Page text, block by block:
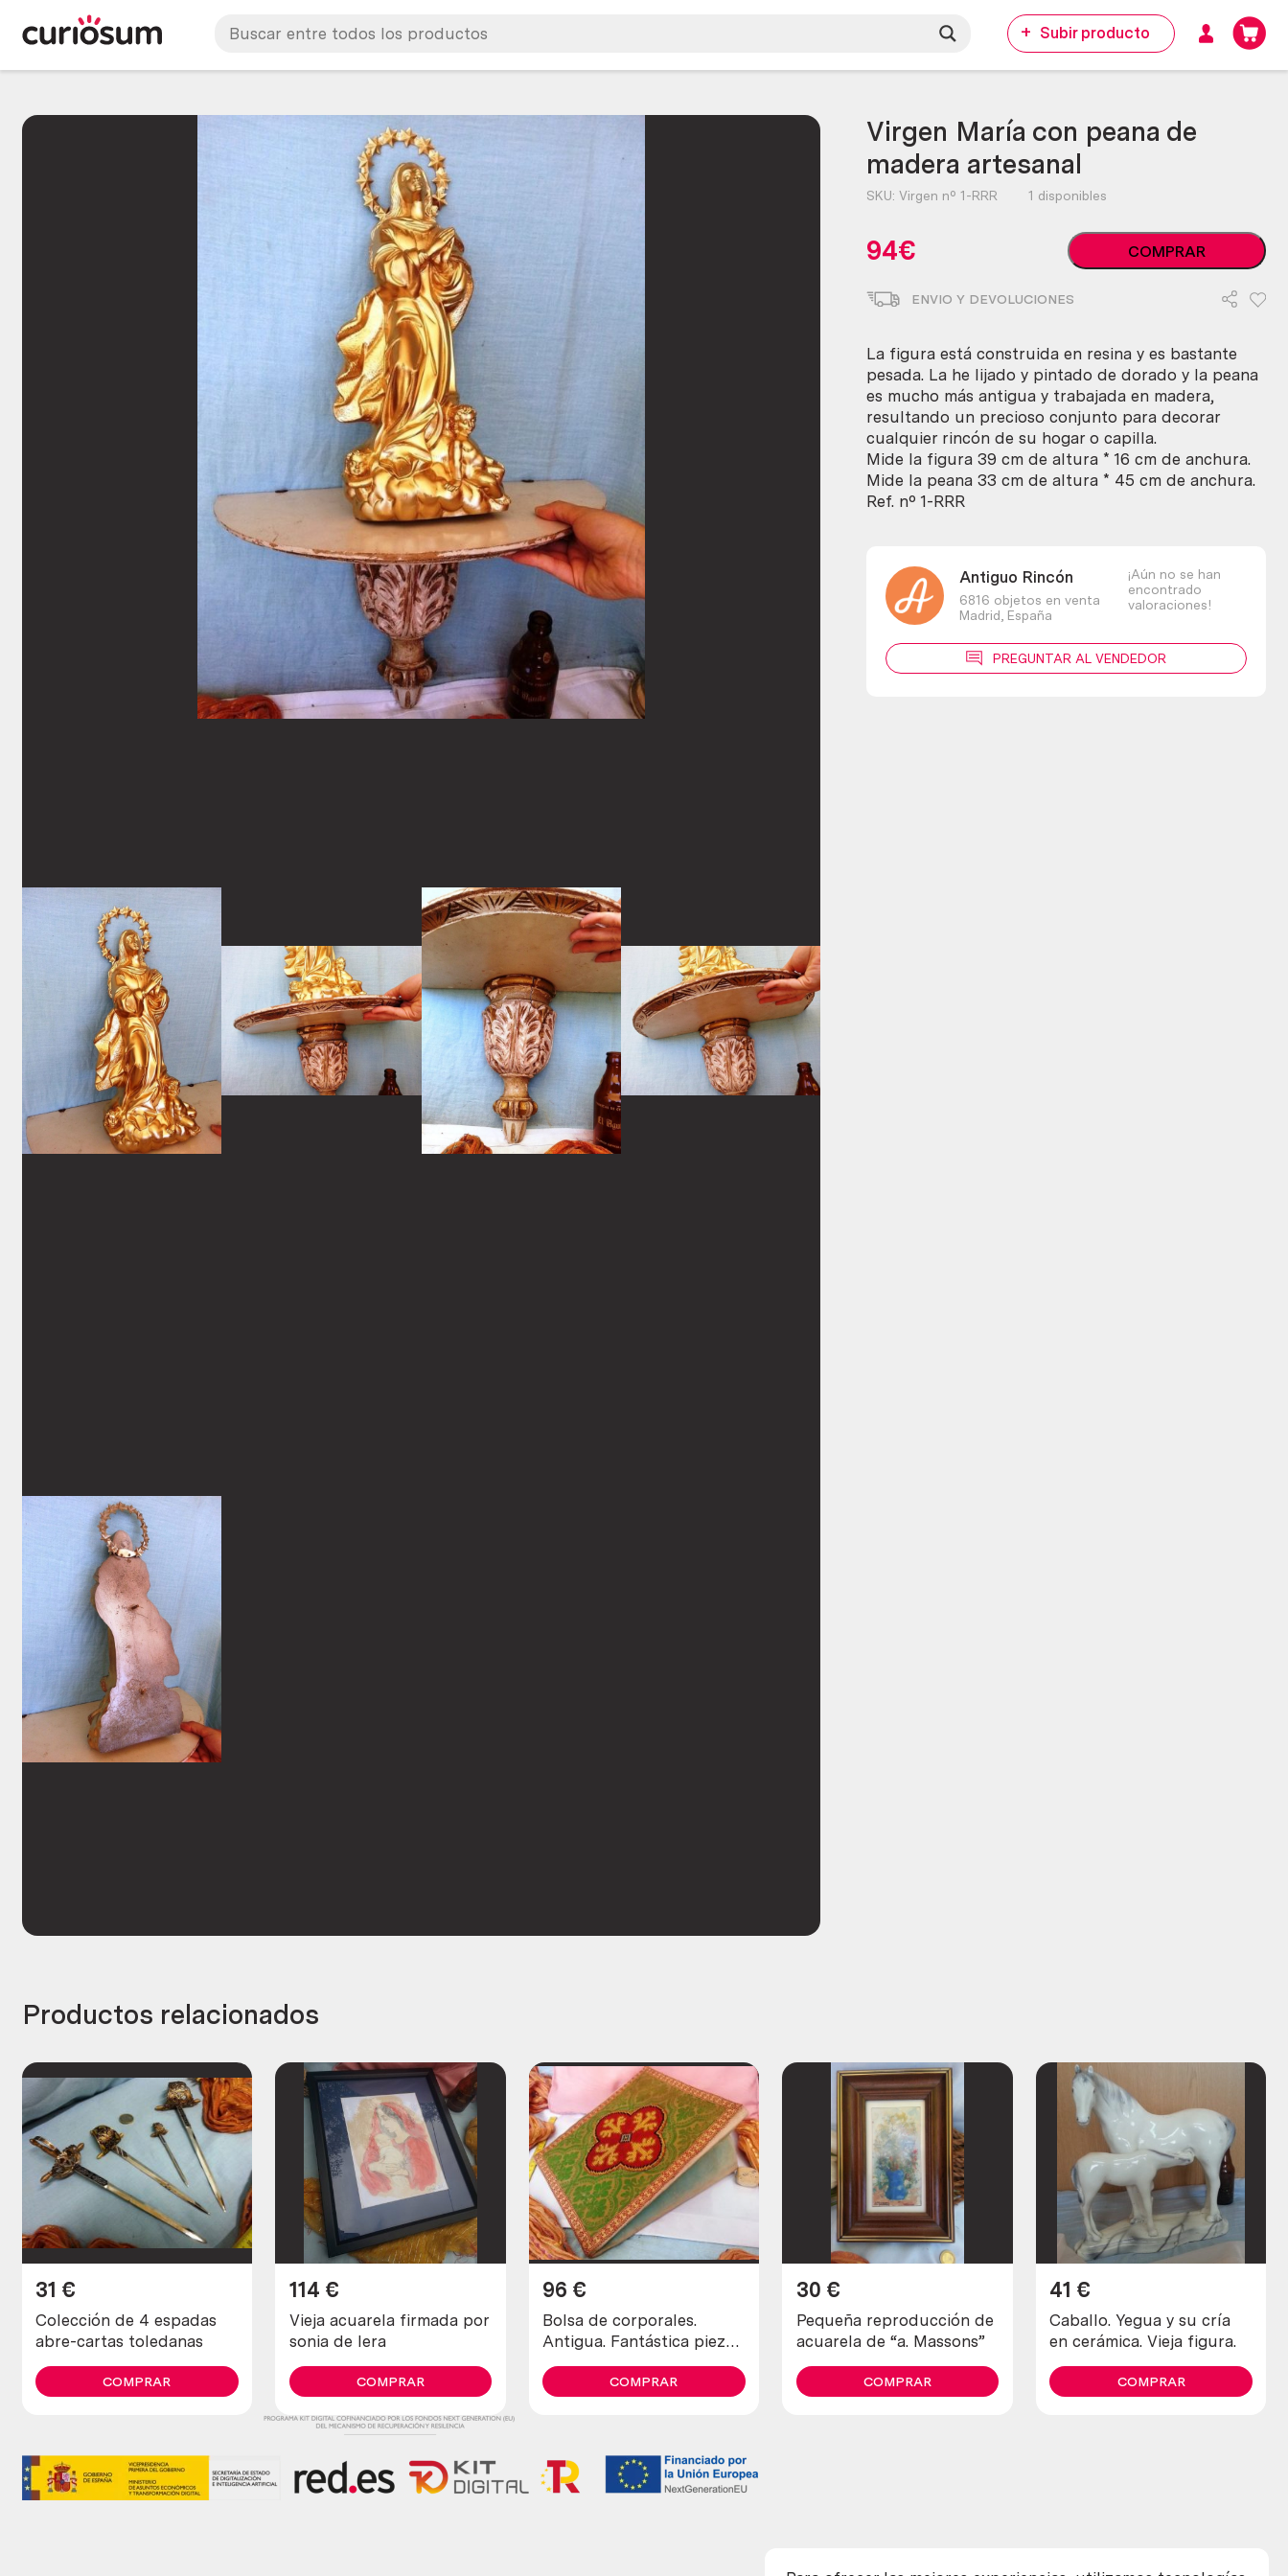
Subir producto
Virgen María con peana de
madera artesanal
SKU:Virgen nº 1-RRR 1 disponibles
94€
Virgen
María
peana
madera
artesanal
cantidad
COMPRAR
ENVIO Y DEVOLUCIONES
La figura está construida en resina y es bastante
pesada. La he lijado y pintado de dorado y la peana
es mucho más antigua y trabajada en madera,
resultando un precioso conjunto para decorar
cualquier rincón de su hogar o capilla.
Mide la figura 39 cm de altura * 16 cm de anchura.
Mide la peana 33 cm de altura * 45 cm de anchura.
Ref. nº 1-RRR
Antiguo Rincón
6816 objetos en venta
Madrid, España
¡Aún no se han
encontrado
valoraciones!
PREGUNTAR AL VENDEDOR
Productos relacionados
Colección de 4 espadas
abre-cartas toledanas
31 €
COMPRAR
Vieja acuarela firmada por
sonia de lera
114 €
COMPRAR
Bolsa de corporales.
Antigua. Fantástica pieza
eclesiástica
96 €
COMPRAR
Pequeña reproducción de
acuarela de “a. Massons”
30 €
COMPRAR
Caballo. Yegua y su cría
en cerámica. Vieja figura.
41 €
COMPRAR